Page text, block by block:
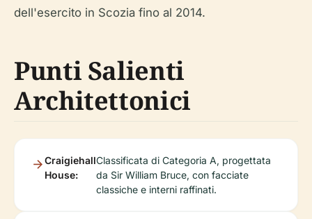
dell'esercito in Scozia fino al 2014.
Punti Salienti
Architettonici
Craigiehall
House:
Classificata di Categoria A, progettata
da Sir William Bruce, con facciate
classiche e interni raffinati.